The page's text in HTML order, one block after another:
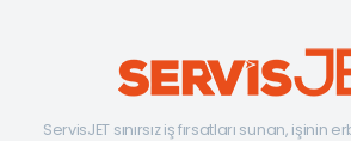
ServisJET sınırsız iş fırsatları sunan, işinin